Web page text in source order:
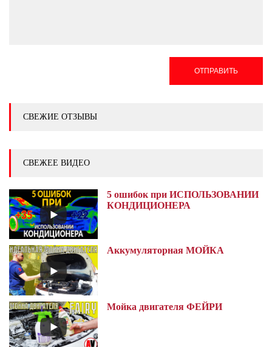
ОТПРАВИТЬ
СВЕЖИЕ ОТЗЫВЫ
СВЕЖЕЕ ВИДЕО
5 ошибок при ИСПОЛЬЗОВАНИИ
КОНДИЦИОНЕРА
Аккумуляторная МОЙКА
Мойка двигателя ФЕЙРИ